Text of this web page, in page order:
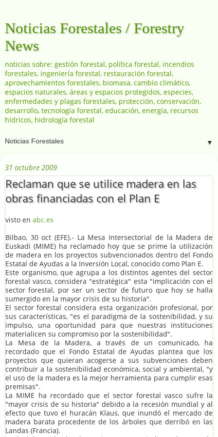
Noticias Forestales / Forestry
News
noticias sobre: gestión forestal, política forestal, incendios
forestales, ingeniería forestal, restauración forestal,
aprovechamientos forestales, biomasa, cambio climático,
espacios naturales, áreas y espacios protegidos, especies,
enfermedades y plagas forestales, protección, conservación,
desarrollo, tecnología forestal, educación, energía, recursos
hídricos, hidrología forestal
▼
31 octubre 2009
Reclaman que se utilice madera en las
obras financiadas con el Plan E
visto en abc.es
Bilbao, 30 oct (EFE).- La Mesa Intersectorial de la Madera de
Euskadi (MIME) ha reclamado hoy que se prime la utilización
de madera en los proyectos subvencionados dentro del Fondo
Estatal de Ayudas a la Inversión Local, conocido como Plan E.
Este organismo, que agrupa a los distintos agentes del sector
forestal vasco, considera "estratégica" esta "implicación con el
sector forestal, por ser un sector de futuro que hoy se halla
sumergido en la mayor crisis de su historia".
El sector forestal considera esta organización profesional, por
sus características, "es el paradigma de la sostenibilidad, y su
impulso, una oportunidad para que nuestras instituciones
materialicen su compromiso por la sostenibilidad".
La Mesa de la Madera, a través de un comunicado, ha
recordado que el Fondo Estatal de Ayudas plantea que los
proyectos que quieran acogerse a sus subvenciones deben
contribuir a la sostenibilidad económica, social y ambiental, "y
el uso de la madera es la mejor herramienta para cumplir esas
premisas".
La MIME ha recordado que el sector forestal vasco sufre la
"mayor crisis de su historia" debido a la recesión mundial y al
efecto que tuvo el huracán Klaus, que inundó el mercado de
madera barata procedente de los árboles que derribó en las
Landas (Francia).